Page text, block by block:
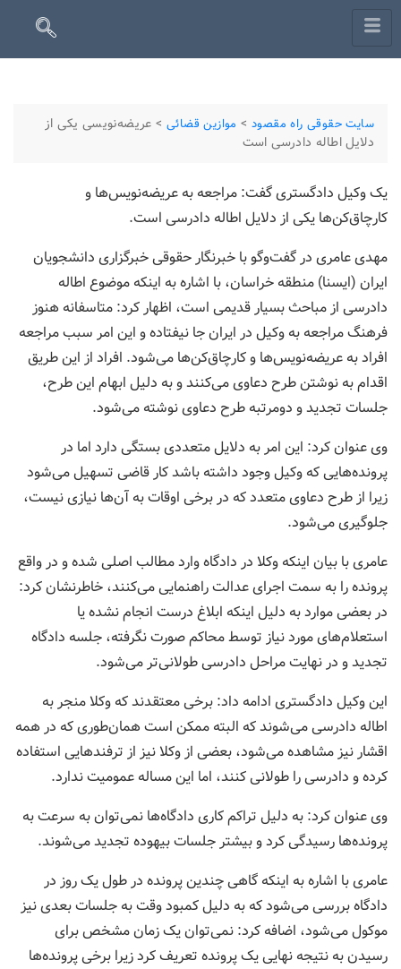
سایت حقوقی راه مقصود > موازین قضائی > عریضه‌نویسی یکی از
دلایل اطاله دادرسی است
یک وکیل دادگستری گفت: مراجعه به عریضه‌نویس‌ها و
کارچاق‌کن‌ها یکی از دلایل اطاله دادرسی است.
مهدی عامری در گفت‏‌وگو با خبرنگار حقوقی خبرگزاری دانشجویان
ایران (ایسنا) منطقه خراسان، با اشاره به اینکه موضوع اطاله
دادرسی از مباحث بسیار قدیمی است، اظهار کرد: متاسفانه هنوز
فرهنگ مراجعه به وکیل در ایران جا نیفتاده و این امر سبب مراجعه
افراد به عریضه‌نویس‌ها و کارچاق‌کن‌ها می‌شود. افراد از این طریق
اقدام به نوشتن طرح دعاوی می‌کنند و به دلیل ابهام این طرح،
جلسات تجدید و دومرتبه طرح دعاوی نوشته می‌شود.
وی عنوان کرد: این امر ‎به دلایل متعددی بستگی دارد اما در
پرونده‌هایی که وکیل وجود داشته باشد کار قاضی تسهیل می‌شود
زیرا از طرح دعاوی متعدد که در برخی اوقات به آن‌ها نیازی نیست،
جلوگیری می‌شود.
عامری با بیان اینکه وکلا در دادگاه وارد مطالب اصلی شده و در واقع
پرونده را به سمت اجرای عدالت راهنمایی می‌کنند، خاطرنشان کرد:
در بعضی موارد به دلیل اینکه ابلاغ درست انجام نشده یا
استعلام‌های مورد نیاز توسط محاکم صورت نگرفته، جلسه دادگاه
تجدید و در نهایت مراحل دادرسی طولانی‌تر می‌شود.
این وکیل دادگستری ادامه داد: برخی معتقدند که وکلا منجر به
اطاله دادرسی می‌شوند که البته ممکن است همان‌طوری که در همه
اقشار نیز مشاهده می‌شود، بعضی از وکلا نیز از ترفندهایی استفاده
کرده و دادرسی را طولانی کنند، اما این مساله عمومیت ندارد.
وی عنوان کرد: به دلیل تراکم کاری دادگاه‌ها نمی‌توان به سرعت به
پرونده‌ها رسیدگی کرد و بیشتر جلسات بیهوده تجدید می‌شوند.
عامری با اشاره به اینکه گاهی چندین پرونده در طول یک روز در
دادگاه بررسی می‌شود که به دلیل کمبود وقت به جلسات بعدی نیز
موکول می‎‌شود، اضافه کرد: نمی‌توان یک زمان مشخص برای
رسیدن به نتیجه نهایی یک پرونده تعریف کرد زیرا برخی پرونده‌ها